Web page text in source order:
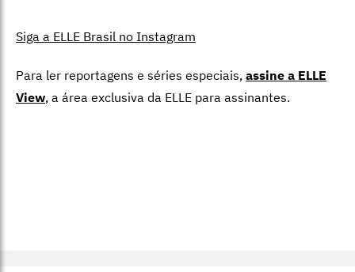
Siga a ELLE Brasil no Instagram
Para ler reportagens e séries especiais, assine a ELLE
View, a área exclusiva da ELLE para assinantes.